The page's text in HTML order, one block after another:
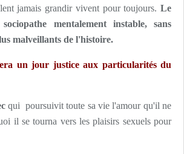
jamais grandir vivent pour toujours. Le
mentalement instable, sans
malveillants de l'histoire.
un jour justice aux particularités du
qui poursuivit toute sa vie l'amour qu'il ne
il se tourna vers les plaisirs sexuels pour